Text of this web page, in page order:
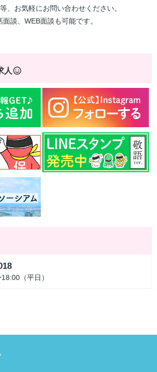
、お気軽にお問い合わせください。
面談、WEB面談も可能です。
人
（平日）